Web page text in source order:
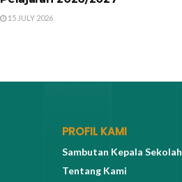
15 JULY 2026
PROFIL KAMI
Sambutan Kepala Sekolah
Tentang Kami